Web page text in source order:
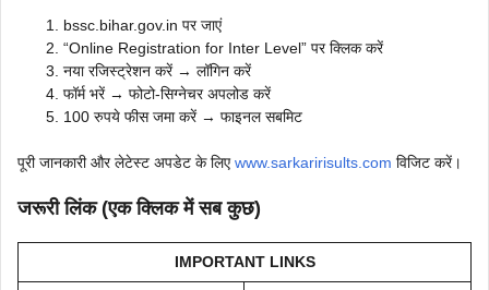
bssc.bihar.gov.in पर जाएं
“Online Registration for Inter Level” पर क्लिक करें
नया रजिस्ट्रेशन करें → लॉगिन करें
फॉर्म भरें → फोटो-सिग्नेचर अपलोड करें
100 रुपये फीस जमा करें → फाइनल सबमिट
पूरी जानकारी और लेटेस्ट अपडेट के लिएwww.sarkaririsults.com विजिट करें।
जरूरी लिंक (एक क्लिक में सब कुछ)
IMPORTANT LINKS